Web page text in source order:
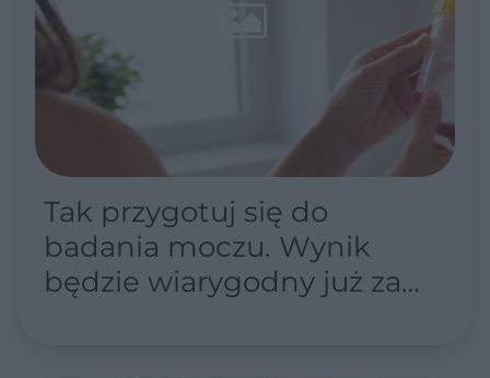
Tak przygotuj się do
badania moczu. Wynik
będzie wiarygodny już za